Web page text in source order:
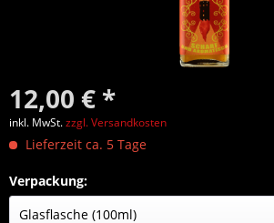
12,00 € *
inkl. MwSt.zzgl. Versandkosten
Lieferzeit ca. 5 Tage
Verpackung: